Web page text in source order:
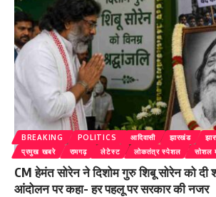
BREAKING POLITICS आदिवासी झारखंड
प्रमुख खबरे
रामगढ़ लेटेस्ट लोकतंत्र स्पेशल सोशल
CM हेमंत सोरेन ने दिशोम गुरु शिबू सोरेन को दी
आंदोलन पर कहा- हर पहलू पर सरकार की नजर